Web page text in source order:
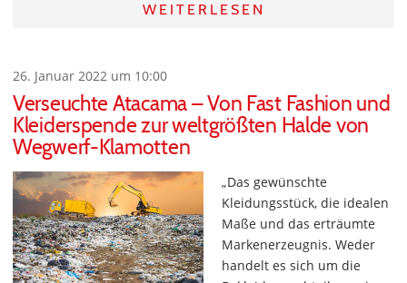
WEITERLESEN
26. Januar 2022 um 10:00
Verseuchte Atacama – Von Fast Fashion und
Kleiderspende zur weltgrößten Halde von
Wegwerf-Klamotten
„Das gewünschte
Kleidungsstück, die idealen
Maße und das erträumte
Markenerzeugnis. Weder
handelt es sich um die